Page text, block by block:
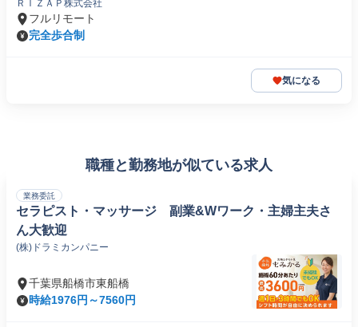
ＲＩＺＡＰ株式会社
フルリモート
完全歩合制
気になる
職種と勤務地が似ている求人
業務委託
セラピスト・マッサージ 副業&Wワーク・主婦主夫さ
ん大歓迎
(株)ドラミカンパニー
千葉県船橋市東船橋
時給1976円～7560円